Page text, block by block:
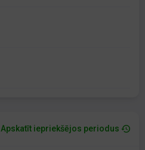
Apskatīt iepriekšējos periodus